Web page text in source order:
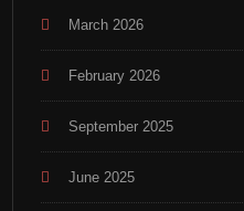
March 2026
February 2026
September 2025
June 2025